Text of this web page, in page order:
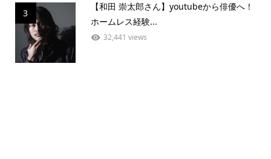
3
【和田 崇太郎さん】youtubeから俳優へ！
ホームレス経験...
32,441 views